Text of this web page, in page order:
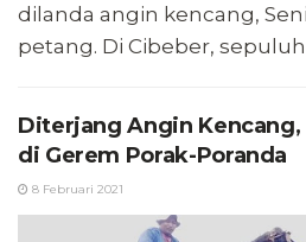
dilanda angin kencang,
petang. Di Cibeber, sepuluh
Diterjang Angin Kencang,
di Gerem Porak-Poranda
8 Februari 2021